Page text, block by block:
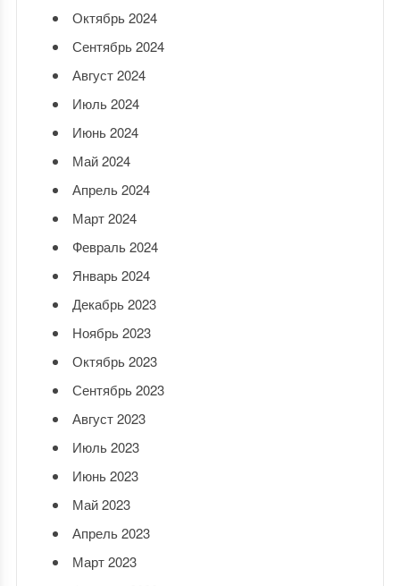
Октябрь 2024
Сентябрь 2024
Август 2024
Июль 2024
Июнь 2024
Май 2024
Апрель 2024
Март 2024
Февраль 2024
Январь 2024
Декабрь 2023
Ноябрь 2023
Октябрь 2023
Сентябрь 2023
Август 2023
Июль 2023
Июнь 2023
Май 2023
Апрель 2023
Март 2023